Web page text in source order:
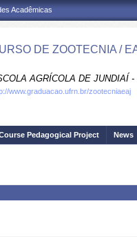
Acadêmicas
DE ZOOTECNIA /
AGRÍCOLA DE JUNDIAÍ -
www.graduacao.ufrn.br/zootecniaeaj
Pedagogical Project News